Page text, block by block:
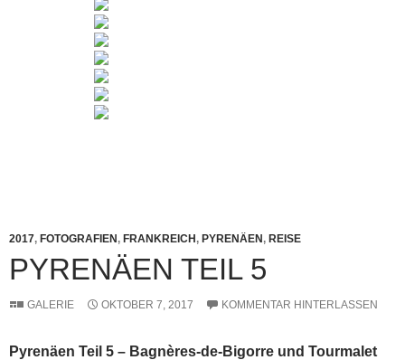
2017, FOTOGRAFIEN, FRANKREICH, PYRENÄEN, REISE
PYRENÄEN TEIL 5
GALERIE OKTOBER 7, 2017 KOMMENTAR HINTERLASSEN
Pyrenäen Teil 5 – Bagnères-de-Bigorre und Tourmalet